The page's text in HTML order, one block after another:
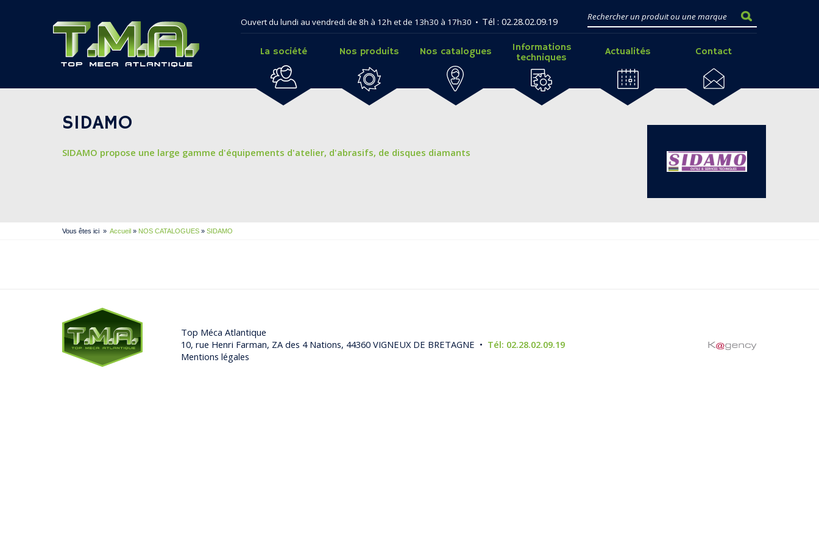
Ouvert du lundi au vendredi de 8h à 12h et de 13h30 à 17h30 • Tél : 02.28.02.09.19
La société Nos produits Nos catalogues
Informations
techniques
Actualités Contact
SIDAMO
SIDAMO propose une large gamme d'équipements d'atelier, d'abrasifs, de disques diamants
Vous êtes ici » Accueil » NOS CATALOGUES » SIDAMO
Top Méca Atlantique
10, rue Henri Farman, ZA des 4 Nations, 44360 VIGNEUX DE BRETAGNE • Tél: 02.28.02.09.19
Mentions légales